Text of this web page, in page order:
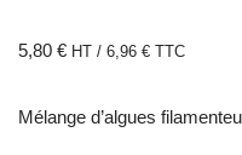
5,80 € HT / 6,96 € TTC
Mélange d’algues